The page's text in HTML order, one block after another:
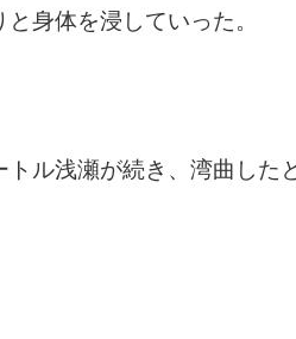
と身体を浸していった。
トル浅瀬が続き、湾曲した